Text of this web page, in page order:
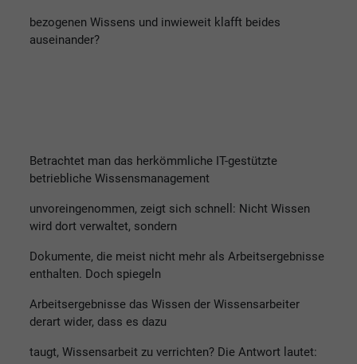
bezogenen Wissens und inwieweit klafft beides
auseinander?
Betrachtet man das herkömmliche IT-gestützte
betriebliche Wissensmanagement
unvoreingenommen, zeigt sich schnell: Nicht Wissen
wird dort verwaltet, sondern
Dokumente, die meist nicht mehr als Arbeitsergebnisse
enthalten. Doch spiegeln
Arbeitsergebnisse das Wissen der Wissensarbeiter
derart wider, dass es dazu
taugt, Wissensarbeit zu verrichten? Die Antwort lautet: